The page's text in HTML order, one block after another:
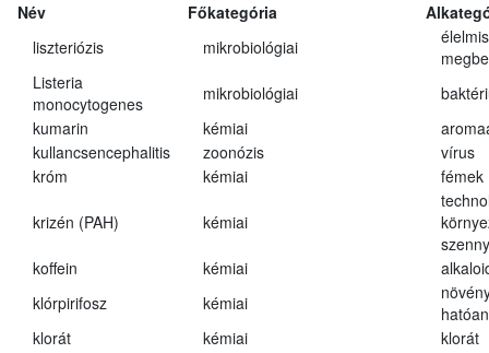
Név Főkategória
liszteriózis
mikrobiológiai
Listeria
monocytogenes
mikrobiológiai
kumarin
kémiai
kullancsencephalitis
zoonózis
vírus
króm
kémiai fémek
krizén (PAH) kémiai
koffein
kémiai
klórpirifosz
kémiai
klorát
kémiai
klorát